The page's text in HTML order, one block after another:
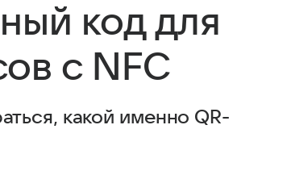
код для
с NFC
какой именно QR-